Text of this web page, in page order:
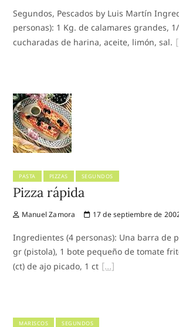
Segundos, Pescados by Luis Martín
personas): 1 Kg. de calamares grandes,
cucharadas de harina, aceite, limón, sal.
PASTA PIZZAS SEGUNDOS
Pizza rápida
Manuel Zamora 17 de septiembre de
Ingredientes (4 personas): Una barra de
gr (pistola), 1 bote pequeño de tomate
(ct) de ajo picado, 1 ct
MARISCOS SEGUNDOS